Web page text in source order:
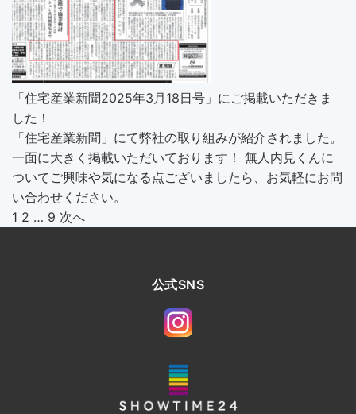
「住宅産業新聞2025年3月18日号」にご掲載いただきま
した！
「住宅産業新聞」にて弊社の取り組みが紹介されました。
一面に大きく掲載いただいております！ 無人内見くんに
ついてご興味や気になる点ございましたら、お気軽にお問
い合わせください。
投
1 2 … 9 次へ
公式SNS